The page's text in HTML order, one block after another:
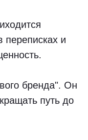
переписках и
бренда". Он
путь до